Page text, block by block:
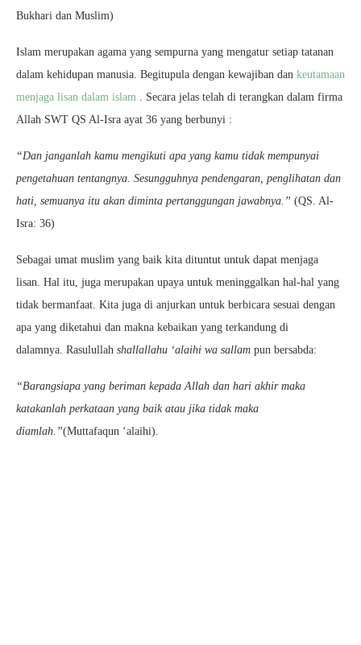
Bukhari dan Muslim)
Islam merupakan agama yang sempurna yang mengatur setiap tatanan
dalam kehidupan manusia. Begitupula dengan kewajiban dan keutamaan
menjaga lisan dalam islam . Secara jelas telah di terangkan dalam firma
Allah SWT QS Al-Isra ayat 36 yang berbunyi :
“Dan janganlah kamu mengikuti apa yang kamu tidak mempunyai
pengetahuan tentangnya. Sesungguhnya pendengaran, penglihatan dan
hati, semuanya itu akan diminta pertanggungan jawabnya.” (QS. Al-
Isra: 36)
Sebagai umat muslim yang baik kita dituntut untuk dapat menjaga
lisan. Hal itu, juga merupakan upaya untuk meninggalkan hal-hal yang
tidak bermanfaat. Kita juga di anjurkan untuk berbicara sesuai dengan
apa yang diketahui dan makna kebaikan yang terkandung di
dalamnya. Rasulullah shallallahu ‘alaihi wa sallam pun bersabda:
“Barangsiapa yang beriman kepada Allah dan hari akhir maka
katakanlah perkataan yang baik atau jika tidak maka
diamlah.”(Muttafaqun ‘alaihi).